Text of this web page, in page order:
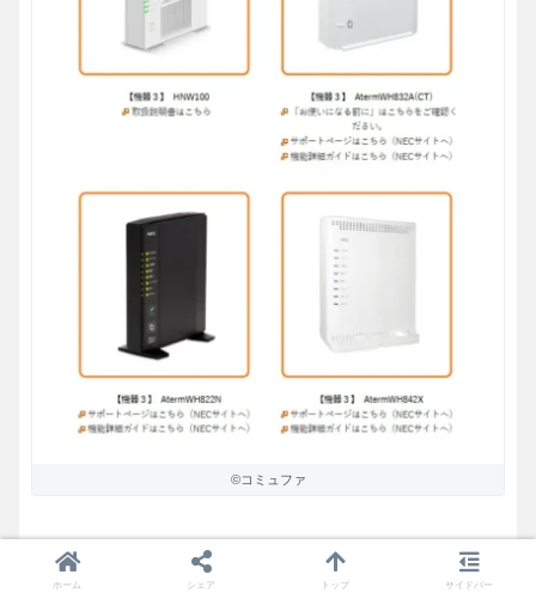
©コミュファ
ちなみに故障した場合は無料で、規格が古いなど新機種に交換
したい場合等では有料（3300円～）で交換してくれる。
ホーム シェア トップ サイドバー